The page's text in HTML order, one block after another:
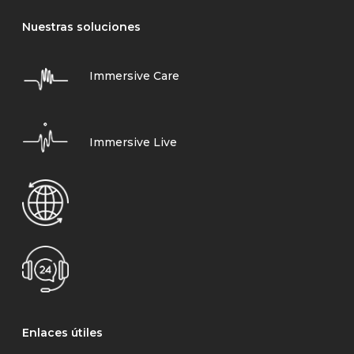
Nuestras soluciones
Immersive Care
Immersive Live
Enlaces útiles